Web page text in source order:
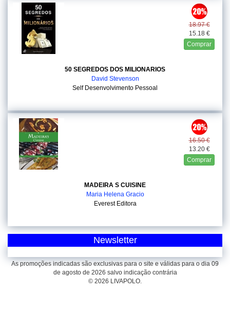
18.97 €
15.18 €
Comprar
50 SEGREDOS DOS MILIONARIOS
David Stevenson
Self Desenvolvimento Pessoal
16.50 €
13.20 €
Comprar
MADEIRA S CUISINE
Maria Helena Gracio
Everest Editora
Newsletter
As promoções indicadas são exclusivas para o site e válidas para o dia 09
de agosto de 2026 salvo indicação contrária
© 2026 LIVAPOLO.